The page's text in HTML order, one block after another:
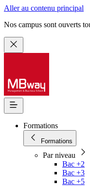
Aller au contenu principal
Nos campus sont ouverts
Formations
Formations
Par niveau
Bac +2
Bac +3
Bac +5